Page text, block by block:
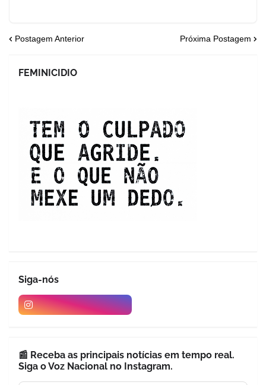
Postagem Anterior Próxima Postagem
FEMINICIDIO
Siga-nós
📰 Receba as principais notícias em tempo real.
Siga o Voz Nacional no Instagram.